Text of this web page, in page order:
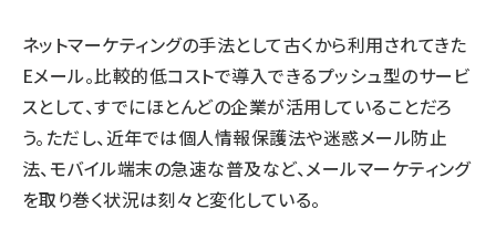
ネットマーケティングの手法として古くから利用されてきた
Eメール。比較的低コストで導入できるプッシュ型のサービ
スとして、すでにほとんどの企業が活用していることだろ
う。ただし、近年では個人情報保護法や迷惑メール防止
法、モバイル端末の急速な普及など、メールマーケティング
を取り巻く状況は刻々と変化している。